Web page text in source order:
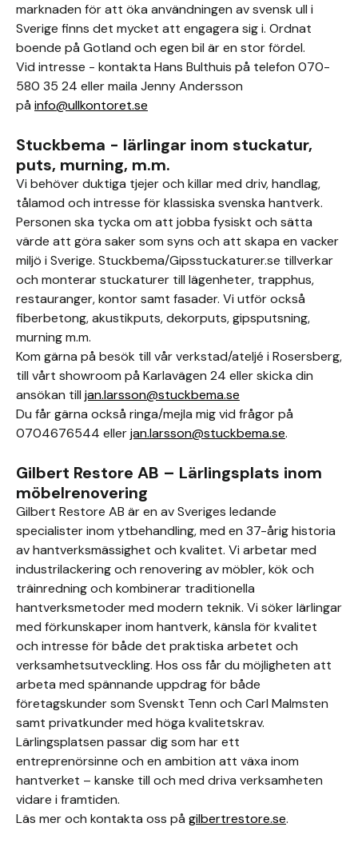
marknaden för att öka användningen av svensk ull i
Sverige finns det mycket att engagera sig i. Ordnat
boende på Gotland och egen bil är en stor fördel.
Vid intresse - kontakta Hans Bulthuis på telefon 070-
580 35 24 eller maila Jenny Andersson
på info@ullkontoret.se
Stuckbema - lärlingar inom stuckatur,
puts, murning, m.m.
Vi behöver duktiga tjejer och killar med driv, handlag,
tålamod och intresse för klassiska svenska hantverk.
Personen ska tycka om att jobba fysiskt och sätta
värde att göra saker som syns och att skapa en vacker
miljö i Sverige. Stuckbema/Gipsstuckaturer.se tillverkar
och monterar stuckaturer till lägenheter, trapphus,
restauranger, kontor samt fasader. Vi utför också
fiberbetong, akustikputs, dekorputs, gipsputsning,
murning m.m.
Kom gärna på besök till vår verkstad/ateljé i Rosersberg,
till vårt showroom på Karlavägen 24 eller skicka din
ansökan till jan.larsson@stuckbema.se
Du får gärna också ringa/mejla mig vid frågor på
0704676544 ellerjan.larsson@stuckbema.se.
Gilbert Restore AB – Lärlingsplats inom
möbelrenovering
Gilbert Restore AB är en av Sveriges ledande
specialister inom ytbehandling, med en 37-årig historia
av hantverksmässighet och kvalitet. Vi arbetar med
industrilackering och renovering av möbler, kök och
träinredning och kombinerar traditionella
hantverksmetoder med modern teknik. Vi söker lärlingar
med förkunskaper inom hantverk, känsla för kvalitet
och intresse för både det praktiska arbetet och
verksamhetsutveckling. Hos oss får du möjligheten att
arbeta med spännande uppdrag för både
företagskunder som Svenskt Tenn och Carl Malmsten
samt privatkunder med höga kvalitetskrav.
Lärlingsplatsen passar dig som har ett
entreprenörsinne och en ambition att växa inom
hantverket – kanske till och med driva verksamheten
vidare i framtiden.
Läs mer och kontakta oss på gilbertrestore.se.